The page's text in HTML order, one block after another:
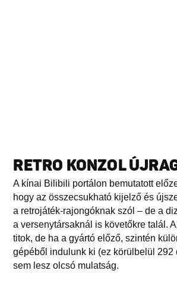
RETRO KONZOL
A kínai Bilibili portálon bemutatott
hogy az összecsukható kijelző és
a retrojáték-rajongóknak szól – de a
a versenytársaknál is követőkre talál.
titok, de ha a gyártó előző, szintén
gépéből indulunk ki (ez körülbelül 292
sem lesz olcsó mulatság.